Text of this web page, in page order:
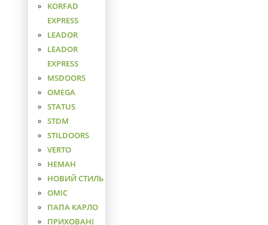
KORFAD
EXPRESS
LEADOR
LEADOR
EXPRESS
MSDOORS
OMEGA
STATUS
STDM
STILDOORS
VERTO
НЕМАН
НОВИЙ СТИЛЬ
ОМІС
ПАПА КАРЛО
ПРИХОВАНІ